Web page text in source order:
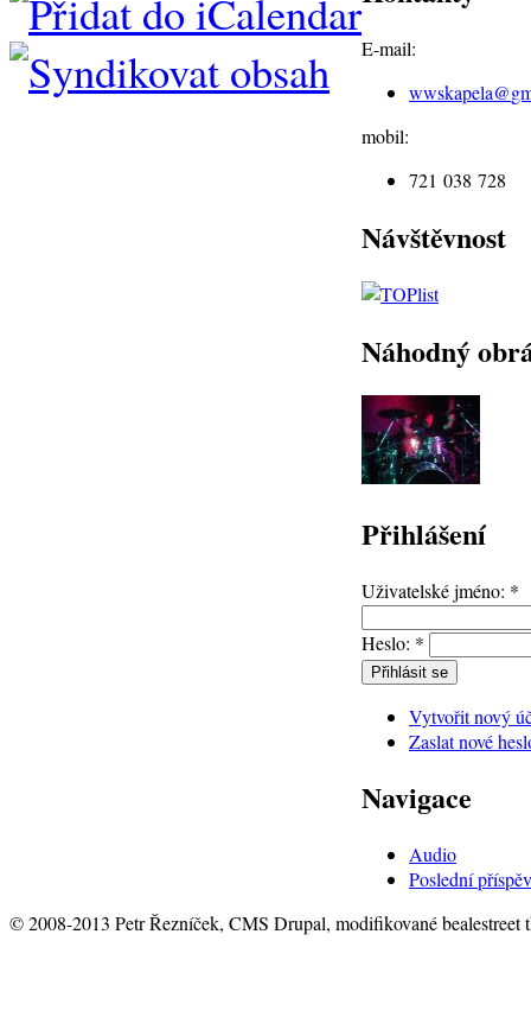
E-mail:
wwskapela@
mobil:
721 038 728
Návštěvnost
Náhodný
Přihlášení
Uživatelské jméno: *
Heslo: *
Vytvořit nový
Zaslat nové
Navigace
Audio
Poslední
© 2008-2013 Petr Řezníček, CMS Drupal, modifikované bealestreet